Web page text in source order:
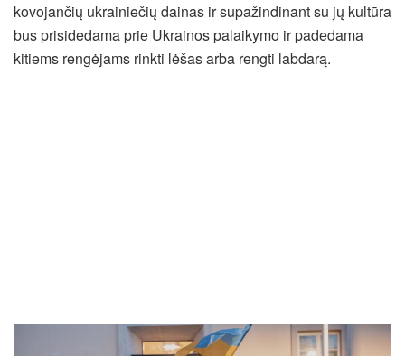
kovojančių ukrainiečių dainas ir supažindinant su jų kultūra
bus prisidedama prie Ukrainos palaikymo ir padedama
kitiems rengėjams rinkti lėšas arba rengti labdarą.